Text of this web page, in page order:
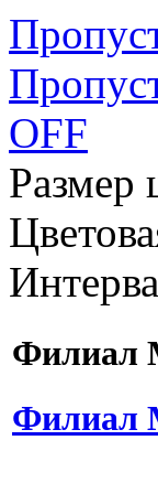
OFF
Размер
Филиал
Филиал